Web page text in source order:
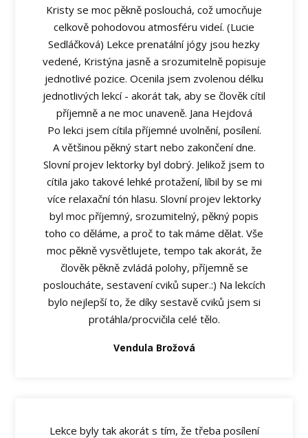
Kristy se moc pěkně poslouchá, což umocňuje
celkově pohodovou atmosféru videí. (Lucie
Sedláčková) Lekce prenatální jógy jsou hezky
vedené, Kristýna jasně a srozumitelně popisuje
jednotlivé pozice. Ocenila jsem zvolenou délku
jednotlivých lekcí - akorát tak, aby se člověk cítil
příjemně a ne moc unaveně. Jana Hejdová
Po lekci jsem cítila příjemné uvolnění, posílení.
A většinou pěkný start nebo zakončení dne.
Slovní projev lektorky byl dobrý. Jelikož jsem to
cítila jako takové lehké protažení, líbil by se mi
více relaxační tón hlasu. Slovní projev lektorky
byl moc příjemný, srozumitelný, pěkný popis
toho co děláme, a proč to tak máme dělat. Vše
moc pěkně vysvětlujete, tempo tak akorát, že
člověk pěkně zvládá polohy, příjemně se
posloucháte, sestavení cviků super.:) Na lekcích
bylo nejlepší to, že díky sestavě cviků jsem si
protáhla/procvičila celé tělo.
Vendula Brožová
Lekce byly tak akorát s tím, že třeba posílení